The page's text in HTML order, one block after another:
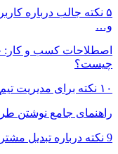
۵ نکته جالب درباره
و…
چیست؟
۱۰ نکته برای مدیریت تیم چند فرهنگی در هر کسب و کار
راهنمای جامع نوشتن
9 نکته درباره تبدیل مشتری راغب به خریدار